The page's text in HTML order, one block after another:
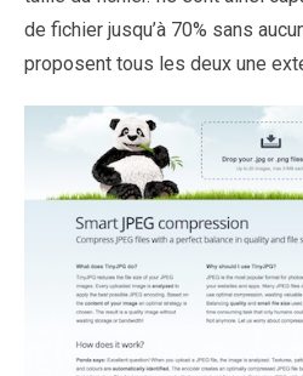
de fichier jusqu’à 70% sans
proposent tous les deux une